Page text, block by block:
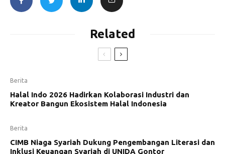
Related
Berita
Halal Indo 2026 Hadirkan Kolaborasi Industri dan
Kreator Bangun Ekosistem Halal Indonesia
Berita
CIMB Niaga Syariah Dukung Pengembangan Literasi dan
Inklusi Keuangan Syariah di UNIDA Gontor